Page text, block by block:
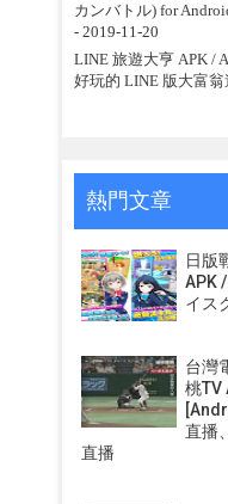
カンバトル) for
- 2019-11-20
LINE 旅遊大亨 APK /
好玩的 LINE 版大富翁
熱門文章
日版
APK
イス
台灣
桃TV
直播
直播